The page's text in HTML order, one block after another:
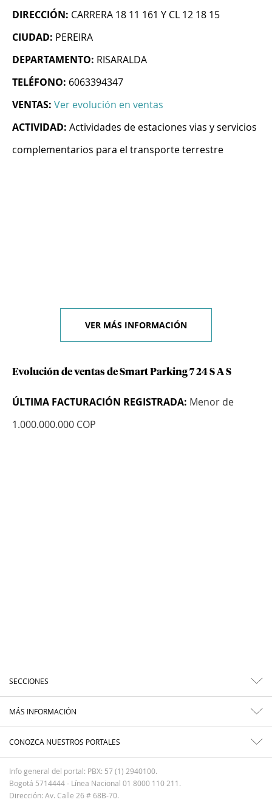
DIRECCIÓN: CARRERA 18 11 161 Y CL 12 18 15
CIUDAD: PEREIRA
DEPARTAMENTO: RISARALDA
TELÉFONO: 6063394347
VENTAS: Ver evolución en ventas
ACTIVIDAD: Actividades de estaciones vias y servicios
complementarios para el transporte terrestre
VER MÁS INFORMACIÓN
Evolución de ventas de Smart Parking 7 24 S A S
ÚLTIMA FACTURACIÓN REGISTRADA: Menor de
1.000.000.000 COP
SECCIONES
MÁS INFORMACIÓN
CONOZCA NUESTROS PORTALES
Info general del portal: PBX: 57 (1) 2940100.
Bogotá 5714444 - Línea Nacional 01 8000 110 211.
Dirección: Av. Calle 26 # 68B-70.